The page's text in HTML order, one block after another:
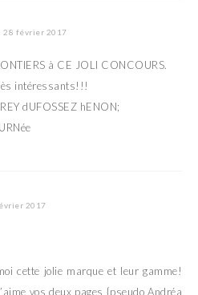
28 février 2017
à CE JOLI CONCOURS.
intéressants!!!
dUFOSSEZ hENON;
2017
cette jolie marque et leur gamme!
vos deux pages {pseudo Andréa